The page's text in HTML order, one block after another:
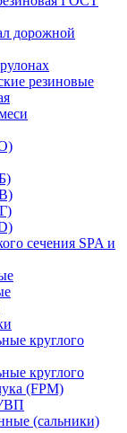
дорожной
резиновые
сечения SPA и
круглого
круглого
(FPM)
(сальники)